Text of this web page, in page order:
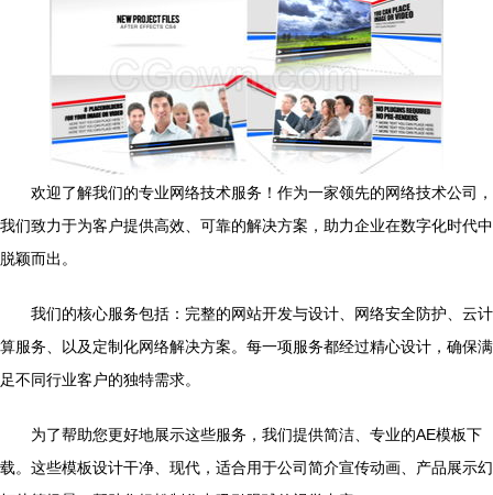
欢迎了解我们的专业网络技术服务！作为一家领先的网络技术公司，
我们致力于为客户提供高效、可靠的解决方案，助力企业在数字化时代中
脱颖而出。
我们的核心服务包括：完整的网站开发与设计、网络安全防护、云计
算服务、以及定制化网络解决方案。每一项服务都经过精心设计，确保满
足不同行业客户的独特需求。
为了帮助您更好地展示这些服务，我们提供简洁、专业的AE模板下
载。这些模板设计干净、现代，适合用于公司简介宣传动画、产品展示幻